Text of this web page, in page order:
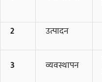
2 उत्पादन
3 व्यवस्थापन